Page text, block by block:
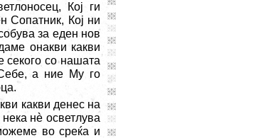
Кој ги
Сопатник, Кој ни
за еден нов
онакви какви
секого со нашата
а ние Му го
какви денес на
нè осветлува
во среќа и